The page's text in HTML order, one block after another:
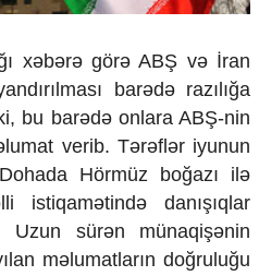
xəbərə görə ABŞ və İran
barədə razılığa
bu barədə onlara ABŞ-nin
verib. Tərəflər iyunun
Hörmüz boğazı ilə
istiqamətində danışıqlar
Uzun sürən münaqişənin
məlumatların doğruluğu